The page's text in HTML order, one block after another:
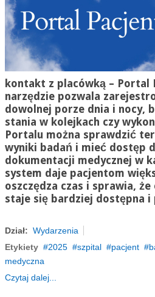
kontakt z placówką – Portal
narzędzie pozwala
dowolnej porze dnia i nocy,
stania w kolejkach czy
Portalu można sprawdzić
wyniki badań i mieć dostęp
dokumentacji medycznej w
system daje pacjentom
oszczędza czas i sprawia,
staje się bardziej dostępna i
Dział: Wydarzenia
Etykiety
2025 szpital pacjent
medyczna
Czytaj dalej...